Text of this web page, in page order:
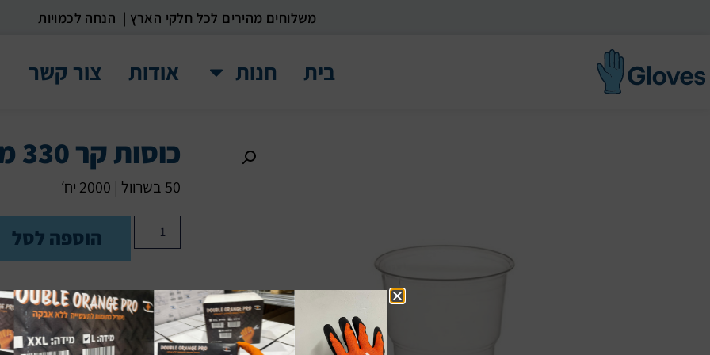
משלוחים מהירים לכל חלקי הארץ | הנחה לכמויות
בית חנות אודות צור קשר
כוסות קר 330 מ”ל
50 בשרוול | 2000 יח׳
הוספה לסל